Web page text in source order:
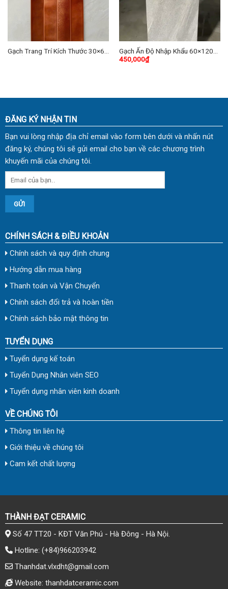
Gạch Trang Trí Kích Thước 30×60
Gạch Ấn Độ Nhập Khẩu 60×120
(cm) TDSCK-07
450,000₫
ĐĂNG KÝ NHẬN TIN
Bạn vui lòng nhập địa chỉ email vào form bên dưới và nhấn nút
đăng ký, chúng tôi sẽ gửi email cho bạn về các chương trình
khuyến mãi của chúng tôi.
CHÍNH SÁCH & ĐIỀU KHOẢN
Chính sách và quy định chung
Hướng dẫn mua hàng
Thanh toán và Vận Chuyển
Chính sách đổi trả và hoàn tiền
Chính sách bảo mật thông tin
TUYỂN DỤNG
Tuyển dụng kế toán
Tuyển Dụng Nhân viên SEO
Tuyển dụng nhân viên kinh doanh
VỀ CHÚNG TÔI
Thông tin liên hệ
Giới thiệu về chúng tôi
Cam kết chất lượng
THÀNH ĐẠT CERAMIC
Số 47 TT20 - KĐT Văn Phú - Hà Đông - Hà Nội.
Hotline: (+84)966203942
Thanhdat.vlxdht@gmail.com
Website: thanhdatceramic.com